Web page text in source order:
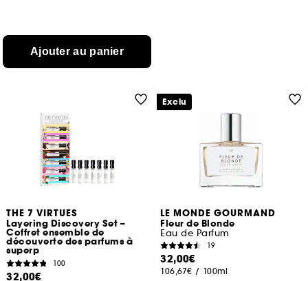
Ajouter au panier
THE 7 VIRTUES
Layering Discovery Set –
Coffret ensemble de
découverte des parfums à
superp
100
32,00€
LE MONDE GOURMAND
Fleur de Blonde
Eau de Parfum
19
32,00€
106,67€ / 100ml
Exclu